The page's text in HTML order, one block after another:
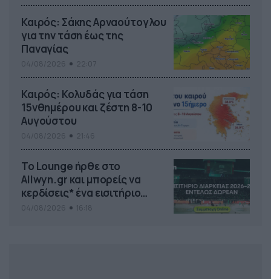
Καιρός: Σάκης Αρναούτογλου
για την τάση έως της
Παναγίας
Καιρός: Κολυδάς για τάση
15νθημέρου και ζέστη 8-10
Αυγούστου
Το Lounge ήρθε στο
Allwyn.gr και μπορείς να
κερδίσεις* ένα εισιτήριο
διαρκείας του